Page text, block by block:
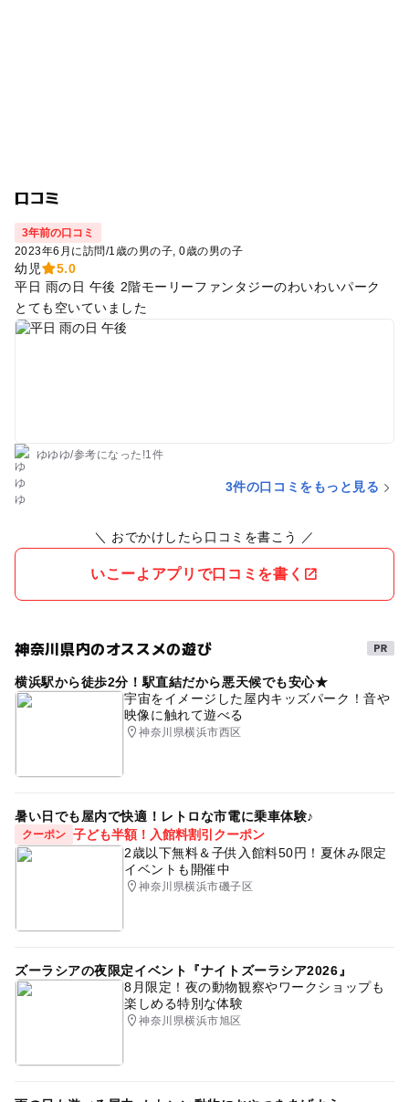
口コミ
3年前の口コミ
2023年6月に訪問/1歳の男の子 0歳の男の子
幼児
5.0
平日 雨の日 午後 2階モーリーファンタジーのわいわいパーク
とても空いていました
ゆゆゆ/参考になった!1件
3件の口コミをもっと見る
＼ おでかけしたら口コミを書こう ／
いこーよアプリで口コミを書く
神奈川県内のオススメの遊び
横浜駅から徒歩2分！駅直結だから悪天候でも安心★
宇宙をイメージした屋内キッズパーク！音や
映像に触れて遊べる
神奈川県横浜市西区
暑い日でも屋内で快適！レトロな市電に乗車体験♪
クーポン 子ども半額！入館料割引クーポン
2歳以下無料＆子供入館料50円！夏休み限定
イベントも開催中
神奈川県横浜市磯子区
ズーラシアの夜限定イベント『ナイトズーラシア2026』
8月限定！夜の動物観察やワークショップも
楽しめる特別な体験
神奈川県横浜市旭区